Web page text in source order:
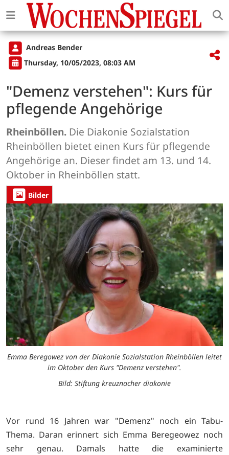
Andreas Bender
Thursday, 10/05/2023, 08:03 AM
"Demenz verstehen": Kurs für
pflegende Angehörige
Rheinböllen. Die Diakonie Sozialstation
Rheinböllen bietet einen Kurs für pflegende
Angehörige an. Dieser findet am 13. und 14.
Oktober in Rheinböllen statt.
Bilder
Emma Beregowez von der Diakonie Sozialstation Rheinböllen leitet
im Oktober den Kurs "Demenz verstehen".
Bild: Stiftung kreuznacher diakonie
Vor rund 16 Jahren war "Demenz" noch ein Tabu-
Thema. Daran erinnert sich Emma Beregeowez noch
sehr genau. Damals hatte die examinierte